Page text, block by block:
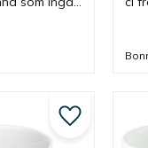
Lägg till i